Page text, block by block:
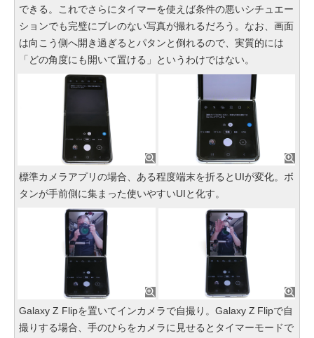
できる。これでさらにタイマーを使えば条件の悪いシチュエー
ションでも完璧にブレのない写真が撮れるだろう。なお、画面
は向こう側へ開き過ぎるとパタンと倒れるので、実質的には
「どの角度にも開いて置ける」というわけではない。
標準カメラアプリの場合、ある程度端末を折るとUIが変化。ボ
タンが手前側に集まった使いやすいUIと化す。
Galaxy Z Flipを置いてインカメラで自撮り。Galaxy Z Flipで自
撮りする場合、手のひらをカメラに見せるとタイマーモードで